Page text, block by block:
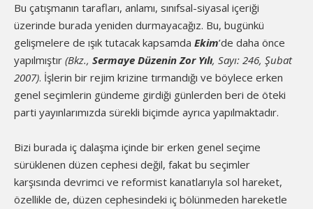
Bu çatışmanın tarafları, anlamı, sınıfsal-siyasal içeriği
üzerinde burada yeniden durmayacağız. Bu, bugünkü
gelişmelere de ışık tutacak kapsamda Ekim’de daha önce
yapılmıştır (Bkz., Sermaye Düzenin Zor Yılı, Sayı: 246, Şubat
2007). İşlerin bir rejim krizine tırmandığı ve böylece erken
genel seçimlerin gündeme girdiği günlerden beri de öteki
parti yayınlarımızda sürekli biçimde ayrıca yapılmaktadır.
Bizi burada iç dalaşma içinde bir erken genel seçime
sürüklenen düzen cephesi değil, fakat bu seçimler
karşısında devrimci ve reformist kanatlarıyla sol hareket,
özellikle de, düzen cephesindeki iç bölünmeden hareketle